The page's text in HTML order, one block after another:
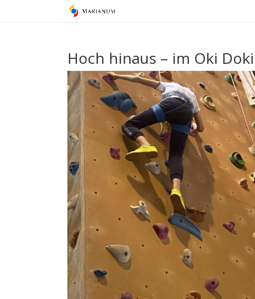
Hoch hinaus – im Oki Doki